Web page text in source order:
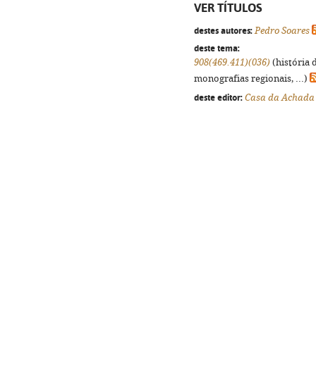
VER TÍTULOS
destes autores: Pedro Soares
deste tema:
908(469.411)(036) (história
monografias regionais, ...)
deste editor: Casa da Achada